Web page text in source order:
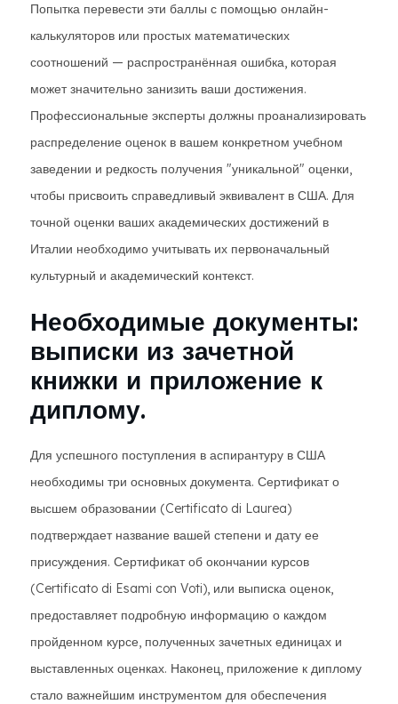
Попытка перевести эти баллы с помощью онлайн-
калькуляторов или простых математических
соотношений — распространённая ошибка, которая
может значительно занизить ваши достижения.
Профессиональные эксперты должны проанализировать
распределение оценок в вашем конкретном учебном
заведении и редкость получения "уникальной" оценки,
чтобы присвоить справедливый эквивалент в США. Для
точной оценки ваших академических достижений в
Италии необходимо учитывать их первоначальный
культурный и академический контекст.
Необходимые документы:
выписки из зачетной
книжки и приложение к
диплому.
Для успешного поступления в аспирантуру в США
необходимы три основных документа. Сертификат о
высшем образовании (Certificato di Laurea)
подтверждает название вашей степени и дату ее
присуждения. Сертификат об окончании курсов
(Certificato di Esami con Voti), или выписка оценок,
предоставляет подробную информацию о каждом
пройденном курсе, полученных зачетных единицах и
выставленных оценках. Наконец, приложение к диплому
стало важнейшим инструментом для обеспечения